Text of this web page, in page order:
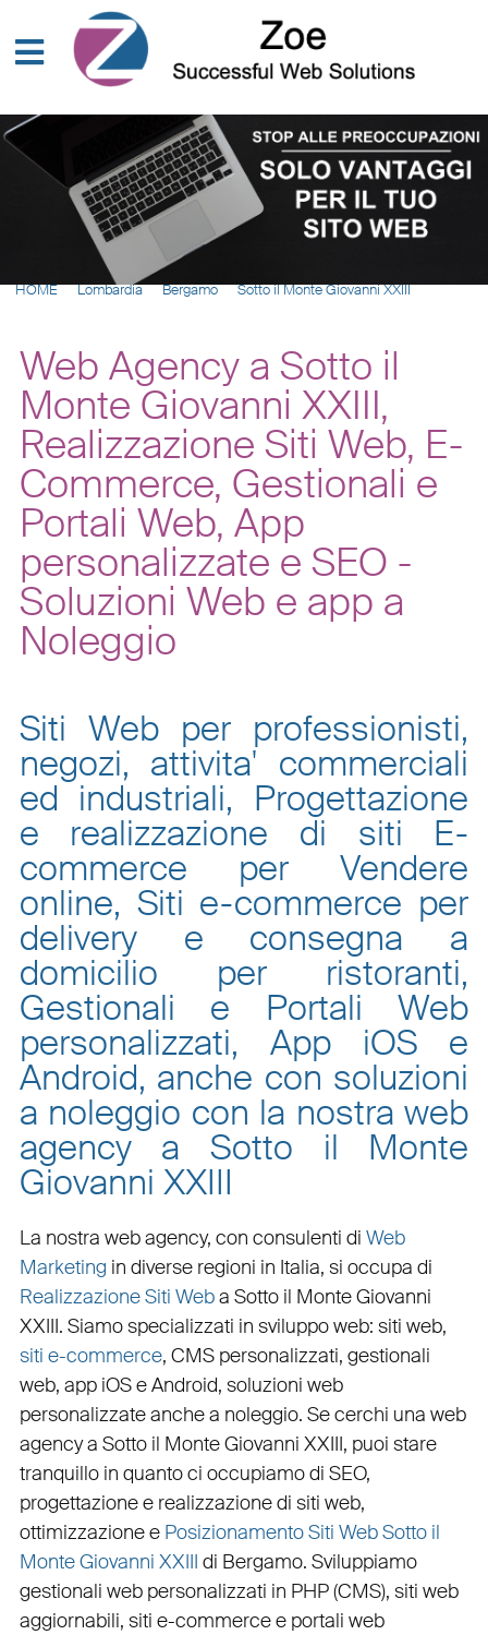
HOME Lombardia Bergamo Sotto il Monte Giovanni XXIII
Web Agency a Sotto il
Monte Giovanni XXIII,
Realizzazione Siti Web, E-
Commerce, Gestionali e
Portali Web, App
personalizzate e SEO -
Soluzioni Web e app a
Noleggio
Siti Web per professionisti,
negozi, attivita' commerciali
ed industriali, Progettazione
e realizzazione di siti E-
commerce per Vendere
online, Siti e-commerce per
delivery e consegna a
domicilio per ristoranti,
Gestionali e Portali Web
personalizzati, App iOS e
Android, anche con soluzioni
a noleggio con la nostra web
agency a Sotto il Monte
Giovanni XXIII
La nostra web agency, con consulenti di Web
Marketing in diverse regioni in Italia, si occupa di
Realizzazione Siti Weba Sotto il Monte Giovanni
XXIII. Siamo specializzati in sviluppo web: siti web,
siti e-commerce, CMS personalizzati, gestionali
web, app iOS e Android, soluzioni web
personalizzateanche a noleggio. Se cerchi una web
agency a Sotto il Monte Giovanni XXIII, puoi stare
tranquillo in quanto ci occupiamo di SEO,
progettazione e realizzazione di siti web,
ottimizzazionee Posizionamento Siti Web Sotto il
Monte Giovanni XXIII di Bergamo. Sviluppiamo
gestionali web personalizzati in PHP(CMS), siti web
aggiornabili, siti e-commercee portali web